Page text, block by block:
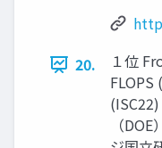
20.
１位
（